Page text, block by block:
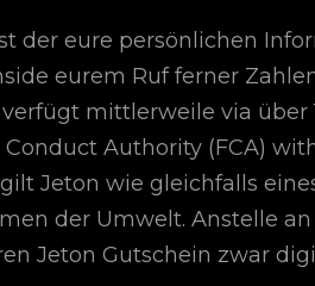
der eure persönlichen
eurem Ruf ferner
mittlerweile via über
Authority (FCA)
Jeton wie gleichfalls
der Umwelt. Anstelle
Jeton Gutschein zwar